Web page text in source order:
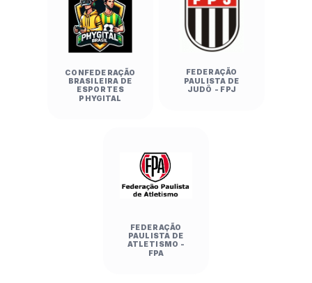
CONFEDERAÇÃO
BRASILEIRA DE
ESPORTES
PHYGITAL
FEDERAÇÃO
PAULISTA DE
JUDÔ - FPJ
FEDERAÇÃO
PAULISTA DE
ATLETISMO -
FPA